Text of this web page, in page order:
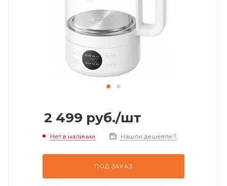
2 499 руб./шт
Нет в наличии Нашли дешевле?
ПОД ЗАКАЗ